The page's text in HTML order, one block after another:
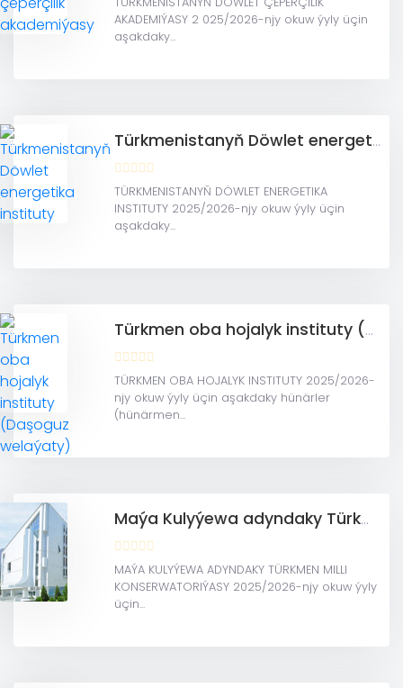
AKADEMIÝASY 2 025/2026-njy okuw ýyly üçin
aşakdaky...
Türkmenistanyň Döwlet energetika instituty
TÜRKMENISTANYŇ DÖWLET ENERGETIKA
INSTITUTY 2025/2026-njy okuw ýyly üçin
aşakdaky...
Türkmen oba hojalyk instituty (Daşoguz welaýaty)
TÜRKMEN OBA HOJALYK INSTITUTY 2025/2026-
njy okuw ýyly üçin aşakdaky hünärler
(hünärmen...
Maýa Kulyýewa adyndaky Türkmen milli konserwatoriýasy
MAÝA KULYÝEWA ADYNDAKY TÜRKMEN MILLI
KONSERWATORIÝASY 2025/2026-njy okuw ýyly
üçin...